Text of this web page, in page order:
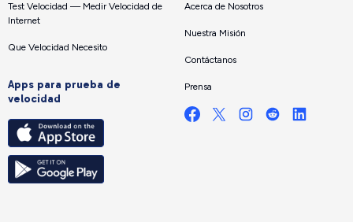
Test Velocidad — Medir Velocidad de
Internet
Que Velocidad Necesito
Apps para prueba de
velocidad
Acerca de Nosotros
Nuestra Misión
Contáctanos
Prensa